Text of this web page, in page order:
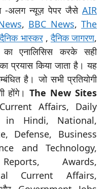
-अलग न्यूज़ पेपर जैसे AIR
, BBC News,The
दैनिक भास्कर,दैनिक जागरण,
एनालिसिस करके सही
प्रयास किया जाता है। यह
है। जो सभी प्रतियोगी
होंगे।The New Sites
Current Affairs, Daily
in Hindi, National,
Defense, Business
and Technology,
Awards,
Current Affairs,